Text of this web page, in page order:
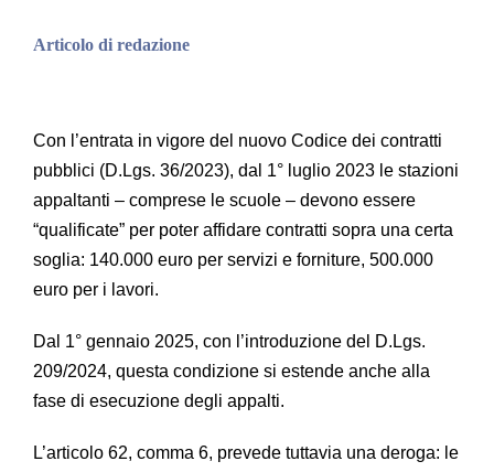
Articolo di redazione
Con l’entrata in vigore del nuovo Codice dei contratti
pubblici (D.Lgs. 36/2023), dal 1° luglio 2023 le stazioni
appaltanti – comprese le scuole – devono essere
“qualificate” per poter affidare contratti sopra una certa
soglia: 140.000 euro per servizi e forniture, 500.000
euro per i lavori.
Dal 1° gennaio 2025, con l’introduzione del D.Lgs.
209/2024, questa condizione si estende anche alla
fase di esecuzione degli appalti.
L’articolo 62, comma 6, prevede tuttavia una deroga: le